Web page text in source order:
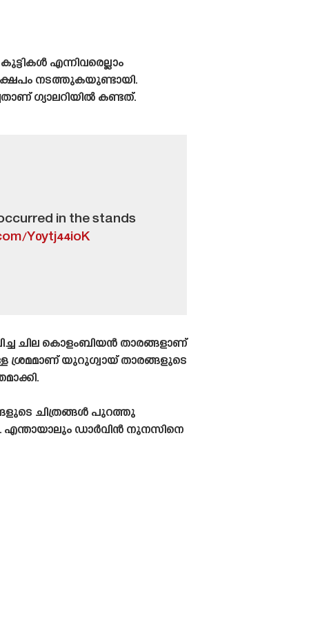
എന്നിവരെല്ലാം
നടത്തുകയുണ്ടായി.
ഗ്യാലറിയിൽ കണ്ടത്.
in the stands
Y0ytj44ioK
ചില കൊളംബിയൻ താരങ്ങളാണ്
ശ്രമമാണ് യുറുഗ്വായ് താരങ്ങളുടെ
ചിത്രങ്ങൾ പുറത്തു
എന്തായാലും ഡാർവിൻ നുനസിനെ